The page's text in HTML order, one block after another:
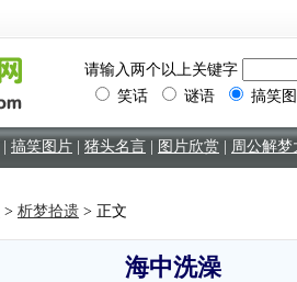
请输入两个以上关键字
笑话
谜语 搞笑
搞笑图片 猪头名言 图片欣赏 周公解梦
> 析梦拾遗 > 正文
海中洗澡